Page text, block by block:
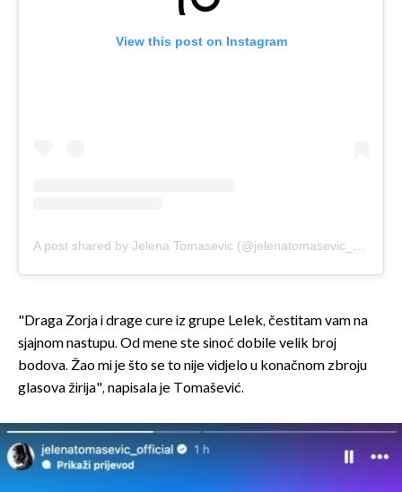
View this post on Instagram
A post shared by Jelena Tomasevic (@jelenatomasevic_official)
"Draga Zorja i drage cure iz grupe Lelek, čestitam vam na
sjajnom nastupu. Od mene ste sinoć dobile velik broj
bodova. Žao mi je što se to nije vidjelo u konačnom zbroju
glasova žirija", napisala je Tomašević.